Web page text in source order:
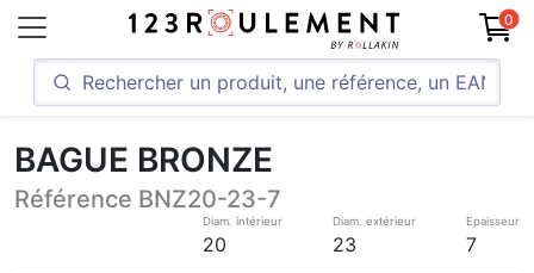
0
BAGUE BRONZE
Référence BNZ20-23-7
Diam. intérieur
20
Diam. extérieur
23
Epaisseur
7